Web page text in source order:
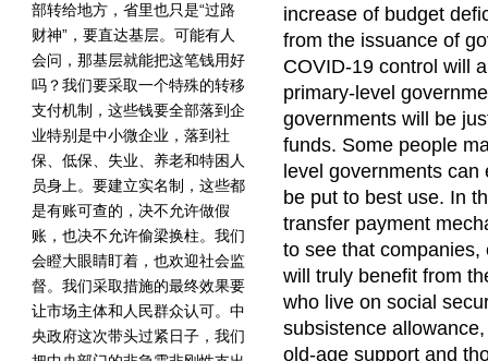
部转给地方，省里也只是“过路
财神”，要直达基层。可能有人
会问，那基层就能把这笔钱用好
吗？我们要采取一个特殊的转移
支付机制，这些钱要全部落到企
业特别是中小微企业，落到社
保、低保、失业、养老和特困人
员身上。要建立实名制，这些都
是有账可查的，决不允许做假
账，也决不允许偷梁换柱。我们
会瞪大眼睛盯着，也欢迎社会监
督。我们采取措施的最终效果要
让市场主体和人民群众认可。中
央政府这次带头过紧日子，我们
increase of budget
from the issuance of
COVID-19 control will
primary-level
governments will be
funds. Some people
level governments
be put to best use. In
transfer payment
to see that
will truly benefit from
who live on social
subsistence
old-age support and